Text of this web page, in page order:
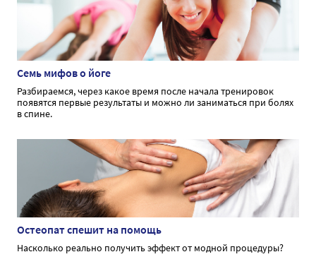
Семь мифов о йоге
Разбираемся, через какое время после начала тренировок
появятся первые результаты и можно ли заниматься при болях
в спине.
Остеопат спешит на помощь
Насколько реально получить эффект от модной процедуры?